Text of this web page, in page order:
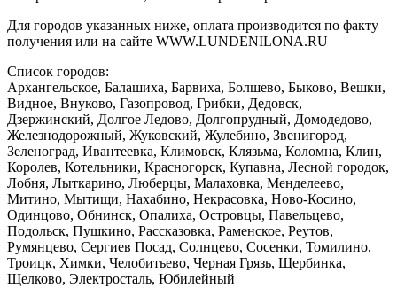
Для городов указанных ниже, оплата производится по факту
получения или на сайте WWW.LUNDENILONA.RU
Список городов:
Архангельское, Балашиха, Барвиха, Болшево, Быково, Вешки,
Видное, Внуково, Газопровод, Грибки, Дедовск,
Дзержинский, Долгое Ледово, Долгопрудный, Домодедово,
Железнодорожный, Жуковский, Жулебино, Звенигород,
Зеленоград, Ивантеевка, Климовск, Клязьма, Коломна, Клин,
Королев, Котельники, Красногорск, Купавна, Лесной городок,
Лобня, Лыткарино, Люберцы, Малаховка, Менделеево,
Митино, Мытищи, Нахабино, Некрасовка, Ново-Косино,
Одинцово, Обнинск, Опалиха, Островцы, Павельцево,
Подольск, Пушкино, Рассказовка, Раменское, Реутов,
Румянцево, Сергиев Посад, Солнцево, Сосенки, Томилино,
Троицк, Химки, Челобитьево, Черная Грязь, Щербинка,
Щелково, Электросталь, Юбилейный